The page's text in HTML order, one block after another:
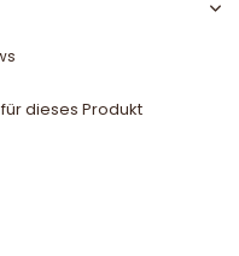
dieses Produkt